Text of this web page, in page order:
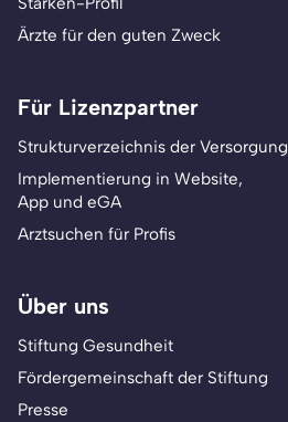
Ärzte für den guten Zweck
Für Lizenzpartner
Strukturverzeichnis der Versorgung
Implementierung in Website,
App und eGA
Arztsuchen für Profis
Über uns
Stiftung Gesundheit
Fördergemeinschaft der Stiftung
Presse